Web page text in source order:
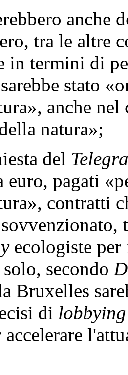
anche
tra le altre
in termini di
stato
anche nel
natura»;
del
euro, pagati
contratti
ecologiste per
secondo
Bruxelles
di lobbying